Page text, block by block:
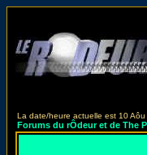
La date/heure actuelle est 10 Aôu
Forums du rÔdeur et de The